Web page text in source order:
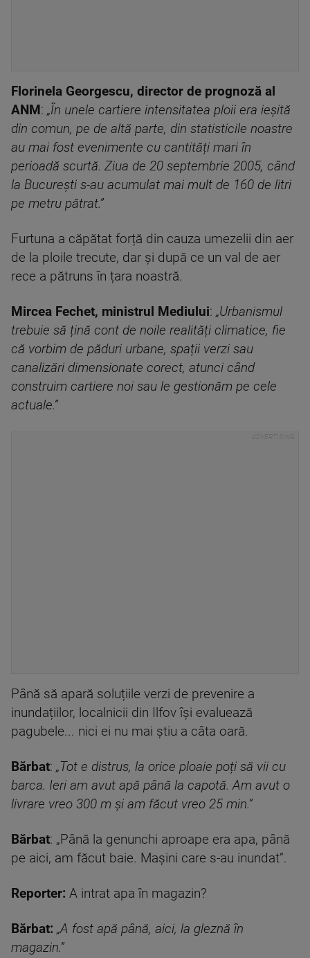
Florinela Georgescu, director de prognoză al
ANM : „În unele cartiere intensitatea ploii era ieșită
din comun, pe de altă parte, din statisticile noastre
au mai fost evenimente cu cantități mari în
perioadă scurtă. Ziua de 20 septembrie 2005, când
la București s-au acumulat mai mult de 160 de litri
pe metru pătrat.”
Furtuna a căpătat forță din cauza umezelii din aer
de la ploile trecute, dar și după ce un val de aer
rece a pătruns în țara noastră.
Mircea Fechet, ministrul Mediului: „Urbanismul
trebuie să țină cont de noile realități climatice, fie
că vorbim de păduri urbane, spații verzi sau
canalizări dimensionate corect, atunci când
construim cartiere noi sau le gestionăm pe cele
actuale.”
Până să apară soluțiile verzi de prevenire a
inundațiilor, localnicii din Ilfov își evaluează
pagubele... nici ei nu mai știu a câta oară.
Bărbat: „Tot e distrus, la orice ploaie poți să vii cu
barca. Ieri am avut apă până la capotă. Am avut o
livrare vreo 300 m și am făcut vreo 25 min.”
Bărbat: „Până la genunchi aproape era apa, până
pe aici, am făcut baie. Mașini care s-au inundat”.
Reporter: A intrat apa în magazin?
Bărbat: „A fost apă până, aici, la gleznă în
magazin.”